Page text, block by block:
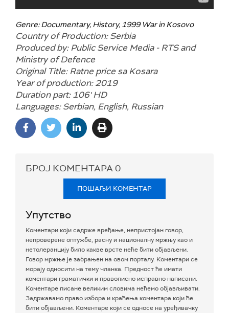
Genre: Documentary, History, 1999 War in Kosovo
Country of Production: Serbia
Produced by: Public Service Media - RTS and
Ministry of Defence
Original Title: Ratne price sa Kosara
Year of production: 2019
Duration part: 106' HD
Languages: Serbian, English, Russian
БРОЈ КОМЕНТАРА0
ПОШАЉИ КОМЕНТАР
Упутство
Коментари који садрже вређање, непристојан говор,
непроверене оптужбе, расну и националну мржњу као и
нетолеранцију било какве врсте неће бити објављени.
Говор мржње је забрањен на овом порталу. Коментари се
морају односити на тему чланка. Предност ће имати
коментари граматички и правописно исправно написани.
Коментаре писане великим словима нећемо објављивати.
Задржавамо право избора и краћења коментара који ће
бити објављени. Коментаре који се односе на уређивачку